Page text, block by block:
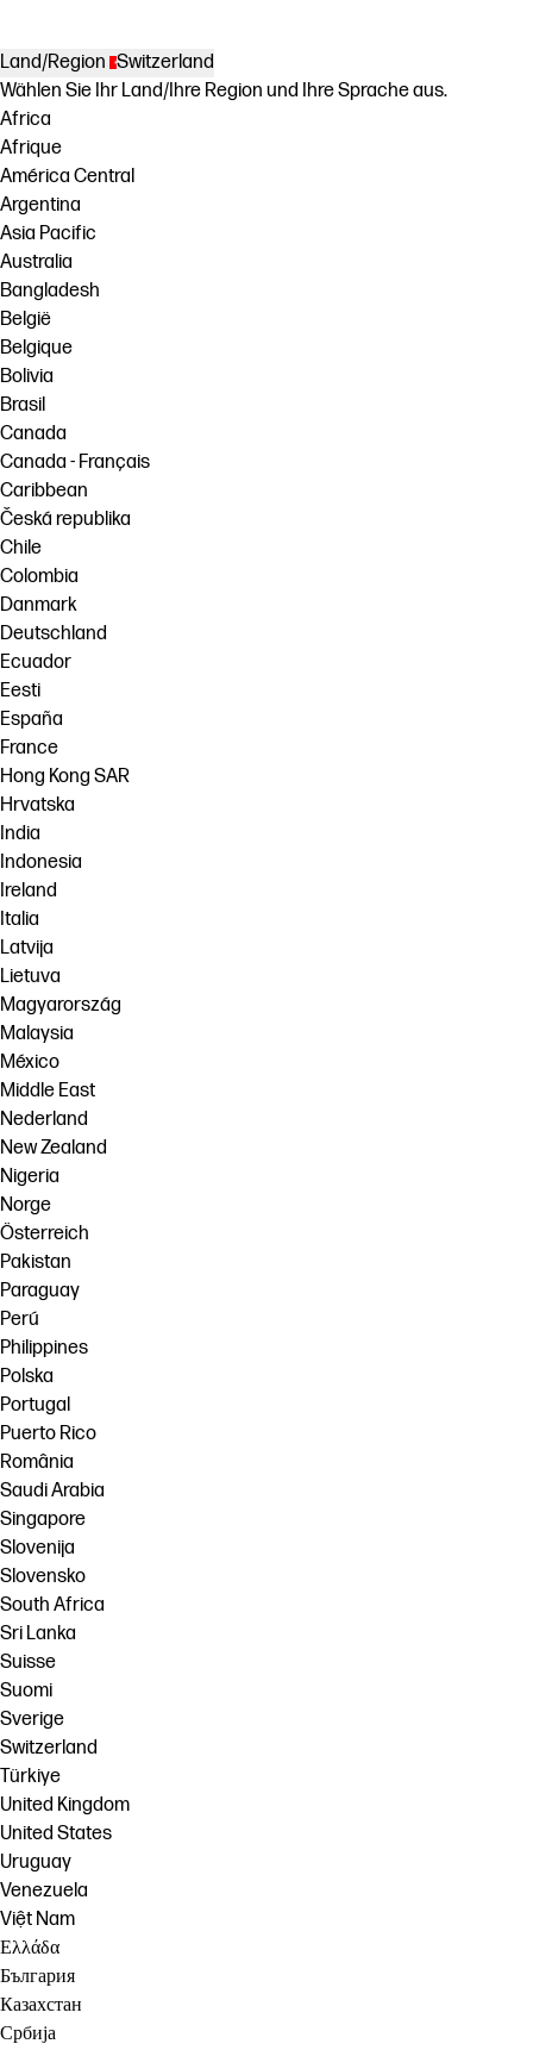
Land/Region Switzerland
Wählen Sie Ihr Land/Ihre Region und Ihre Sprache aus.
Africa
Afrique
América Central
Argentina
Asia Pacific
Australia
Bangladesh
België
Belgique
Bolivia
Brasil
Canada
Canada - Français
Caribbean
Česká republika
Chile
Colombia
Danmark
Deutschland
Ecuador
Eesti
España
France
Hong Kong SAR
Hrvatska
India
Indonesia
Ireland
Italia
Latvija
Lietuva
Magyarország
Malaysia
México
Middle East
Nederland
New Zealand
Nigeria
Norge
Österreich
Pakistan
Paraguay
Perú
Philippines
Polska
Portugal
Puerto Rico
România
Saudi Arabia
Singapore
Slovenija
Slovensko
South Africa
Sri Lanka
Suisse
Suomi
Sverige
Switzerland
Türkiye
United Kingdom
United States
Uruguay
Venezuela
Việt Nam
Ελλάδα
България
Казахстан
Србија